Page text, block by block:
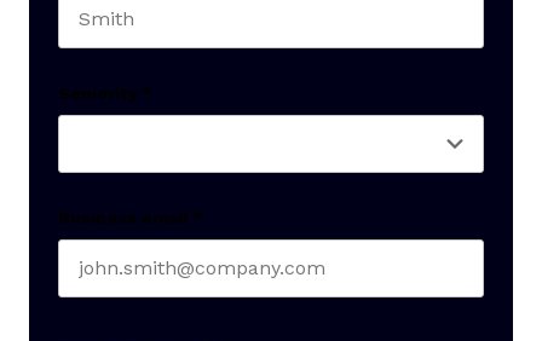
Seniority *
Business email *